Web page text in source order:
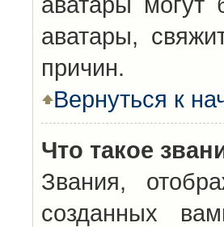
аватары,
причин.
Вернуться к
Что такое
Звания,
созданных